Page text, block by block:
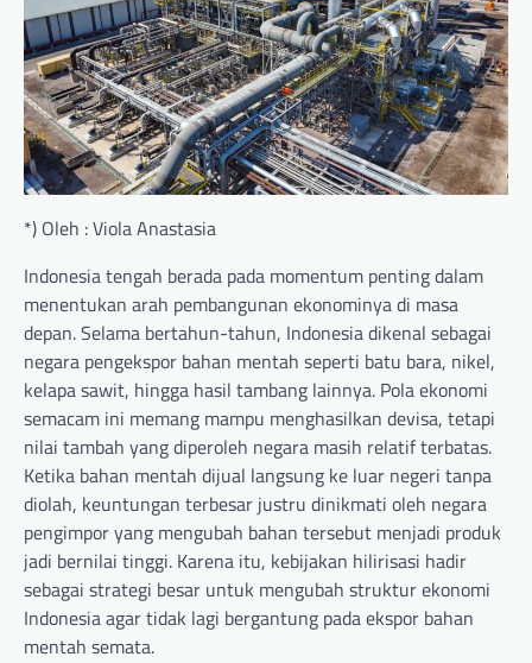
*) Oleh : Viola Anastasia
Indonesia tengah berada pada momentum penting dalam
menentukan arah pembangunan ekonominya di masa
depan. Selama bertahun-tahun, Indonesia dikenal sebagai
negara pengekspor bahan mentah seperti batu bara, nikel,
kelapa sawit, hingga hasil tambang lainnya. Pola ekonomi
semacam ini memang mampu menghasilkan devisa, tetapi
nilai tambah yang diperoleh negara masih relatif terbatas.
Ketika bahan mentah dijual langsung ke luar negeri tanpa
diolah, keuntungan terbesar justru dinikmati oleh negara
pengimpor yang mengubah bahan tersebut menjadi produk
jadi bernilai tinggi. Karena itu, kebijakan hilirisasi hadir
sebagai strategi besar untuk mengubah struktur ekonomi
Indonesia agar tidak lagi bergantung pada ekspor bahan
mentah semata.